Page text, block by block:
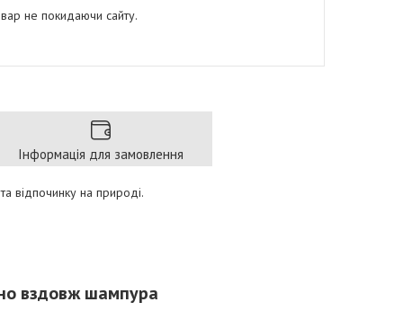
не покидаючи сайту.
Інформація для замовлення
відпочинку на природі.
вздовж шампура